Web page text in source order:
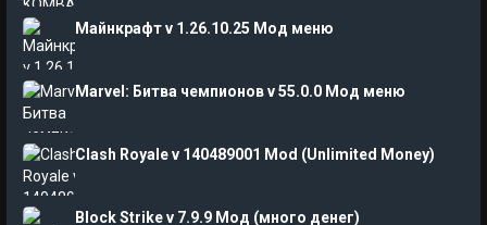
Майнкрафт v 1.26.10.25 Мод меню
Marvel: Битва чемпионов v 55.0.0 Мод меню
Clash Royale v 140489001 Mod (Unlimited Money)
Block Strike v 7.9.9 Мод (много денег)